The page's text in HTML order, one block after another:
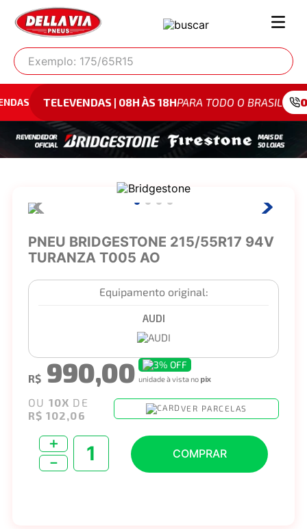
Exemplo: 175/65R15
| 08H ÀS 18H PARA TODO O BRASIL 0800 942
PNEU BRIDGESTONE 215/55R17 94V
TURANZA T005 AO
Equipamento original:
AUDI
R$ 990,00 3% OFF
unidade à vista no pix
OU 10X DE
R$ 102,06
VER PARCELAS
＋
－
COMPRAR